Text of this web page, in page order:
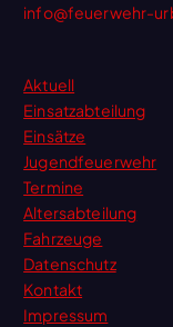
info@feuerwehr-
Aktuell
Einsatzabteilung
Einsätze
Jugendfeuerwehr
Termine
Altersabteilung
Fahrzeuge
Datenschutz
Kontakt
Impressum